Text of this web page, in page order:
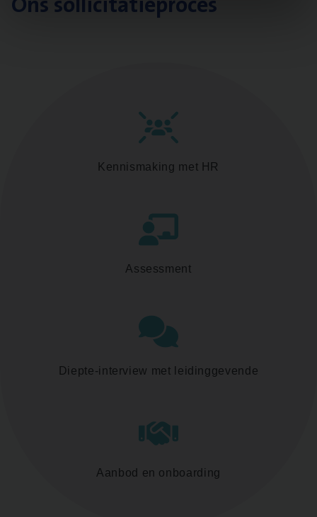
Kennismaking met HR
Assessment
Diepte-interview met leidinggevende
Aanbod en onboarding